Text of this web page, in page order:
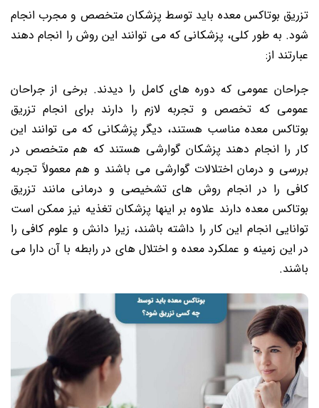
تزریق بوتاکس معده باید توسط پزشکان متخصص و مجرب انجام
شود. به طور کلی، پزشکانی که می ‌توانند این روش را انجام دهند
عبارتند از:
جراحان عمومی که دوره های کامل را دیدند. برخی از جراحان
عمومی که تخصص و تجربه لازم را دارند برای انجام تزریق
بوتاکس معده مناسب هستند، دیگر پزشکانی که می توانند این
کار را انجام دهند پزشکان گوارشی هستند که هم متخصص در
بررسی و درمان اختلالات گوارشی می باشند و هم معمولاً تجربه
کافی را در انجام روش ‌های تشخیصی و درمانی مانند تزریق
بوتاکس معده دارند علاوه بر اینها پزشکان تغذیه نیز ممکن است
توانایی انجام این کار را داشته باشند، زیرا دانش و علوم کافی را
در این زمینه و عملکرد معده و اختلال های در رابطه با آن دارا می
باشند.